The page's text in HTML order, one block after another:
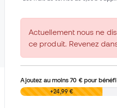
Actuellement nous ne
ce produit. Revenez
Ajoutez au moins70 €pour
0,00 € +24,99 €